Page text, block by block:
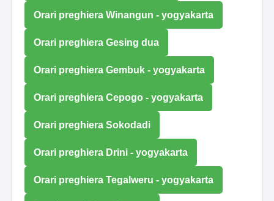
Orari preghiera Winangun - yogyakarta
Orari preghiera Gesing dua
Orari preghiera Gembuk - yogyakarta
Orari preghiera Cepogo - yogyakarta
Orari preghiera Sokodadi
Orari preghiera Drini - yogyakarta
Orari preghiera Tegalweru - yogyakarta